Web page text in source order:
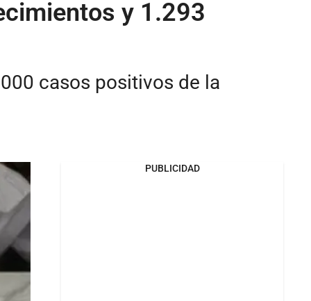
y 1.293
casos positivos de la
PUBLICIDAD